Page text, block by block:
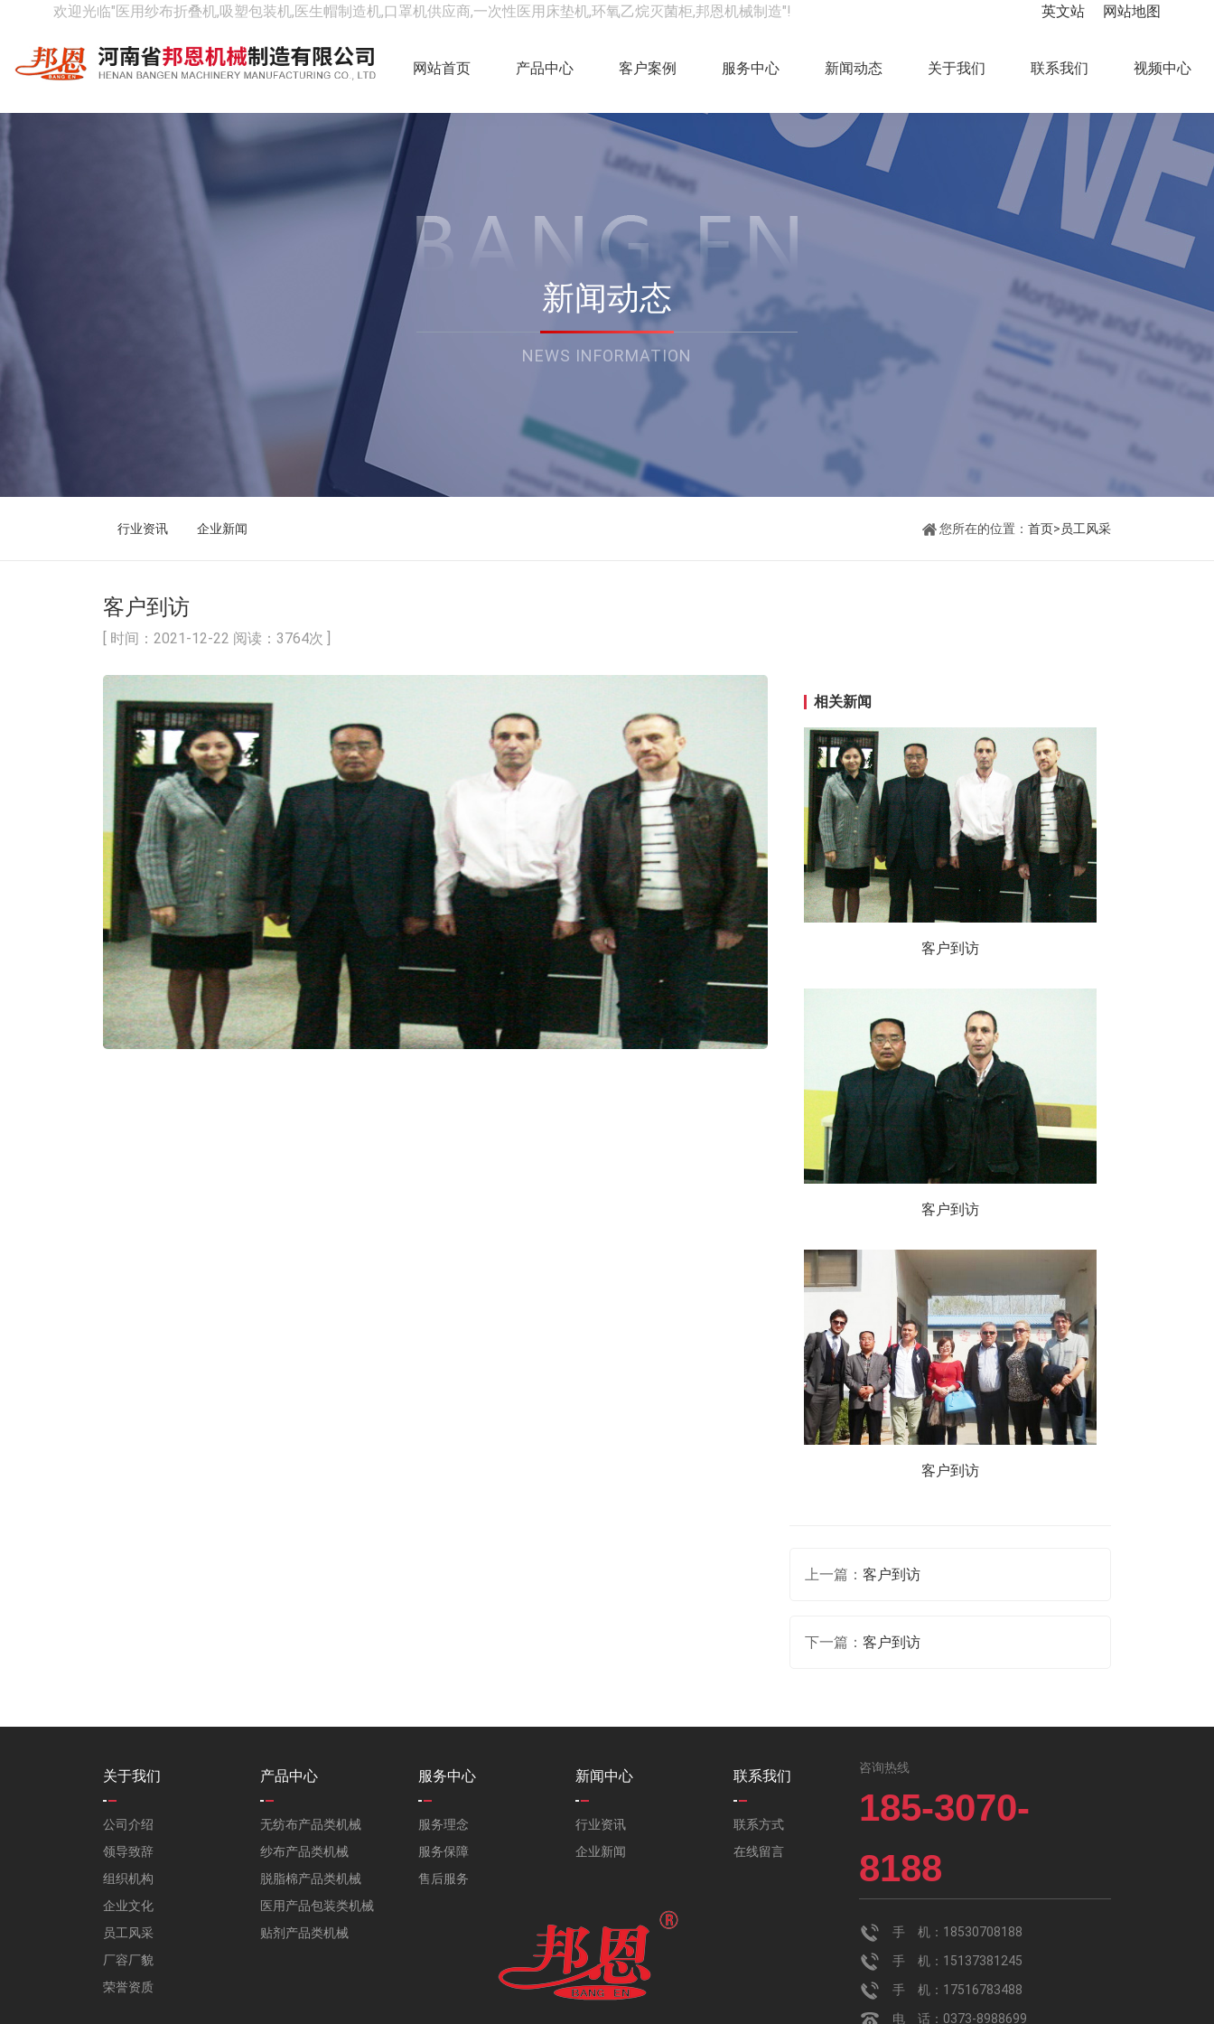
欢迎光临"医用纱布折叠机,吸塑包装机,医生帽制造机,口罩机供应商,一次性医用床垫机,环氧乙烷灭菌柜,邦恩机械制造"! 网站地图
英文站
网站首页 产品中心 客户案例 服务中心 新闻动态 关于我们 联系我们 视频中心
新闻动态
NEWS INFORMATION
行业资讯 企业新闻 您所在的位置： 首页>员工风采
客户到访
[ 时间：2021-12-22 阅读：3764次 ]
相关新闻
客户到访
客户到访
客户到访
上一篇： 客户到访
下一篇： 客户到访
关于我们
公司介绍
领导致辞
组织机构
企业文化
员工风采
厂容厂貌
荣誉资质
产品中心
无纺布产品类机械
纱布产品类机械
脱脂棉产品类机械
医用产品包装类机械
贴剂产品类机械
服务中心
服务理念
服务保障
售后服务
新闻中心
行业资讯
企业新闻
联系我们
联系方式
在线留言
咨询热线
185-3070-
8188
手 机：18530708188
手 机：15137381245
手 机：17516783488
电 话：0373-8988699